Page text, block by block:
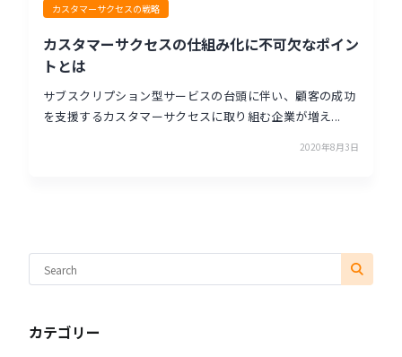
カスタマーサクセスの戦略
カスタマーサクセスの仕組み化に不可欠なポイン
トとは
サブスクリプション型サービスの台頭に伴い、顧客の成功
を支援するカスタマーサクセスに取り組む企業が増え...
2020年8月3日
カテゴリー